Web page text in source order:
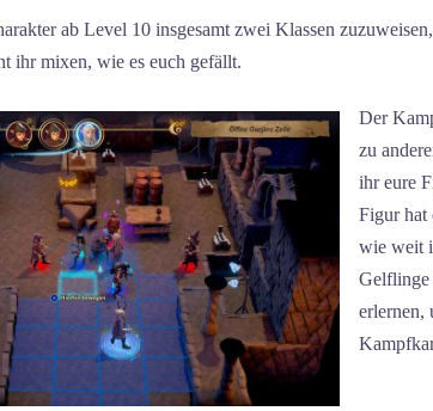
ab Level 10 insgesamt zwei Klassen
ihr mixen, wie es euch gefällt.
Der
zu
ihr eure
Figur hat
wie weit
Gelflinge
erlernen,